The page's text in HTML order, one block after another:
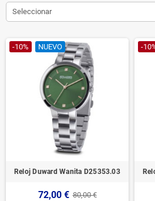
Seleccionar
-10% NUEVO
Reloj Duward Wanita D25353.03
72,00 € 80,00 €
-